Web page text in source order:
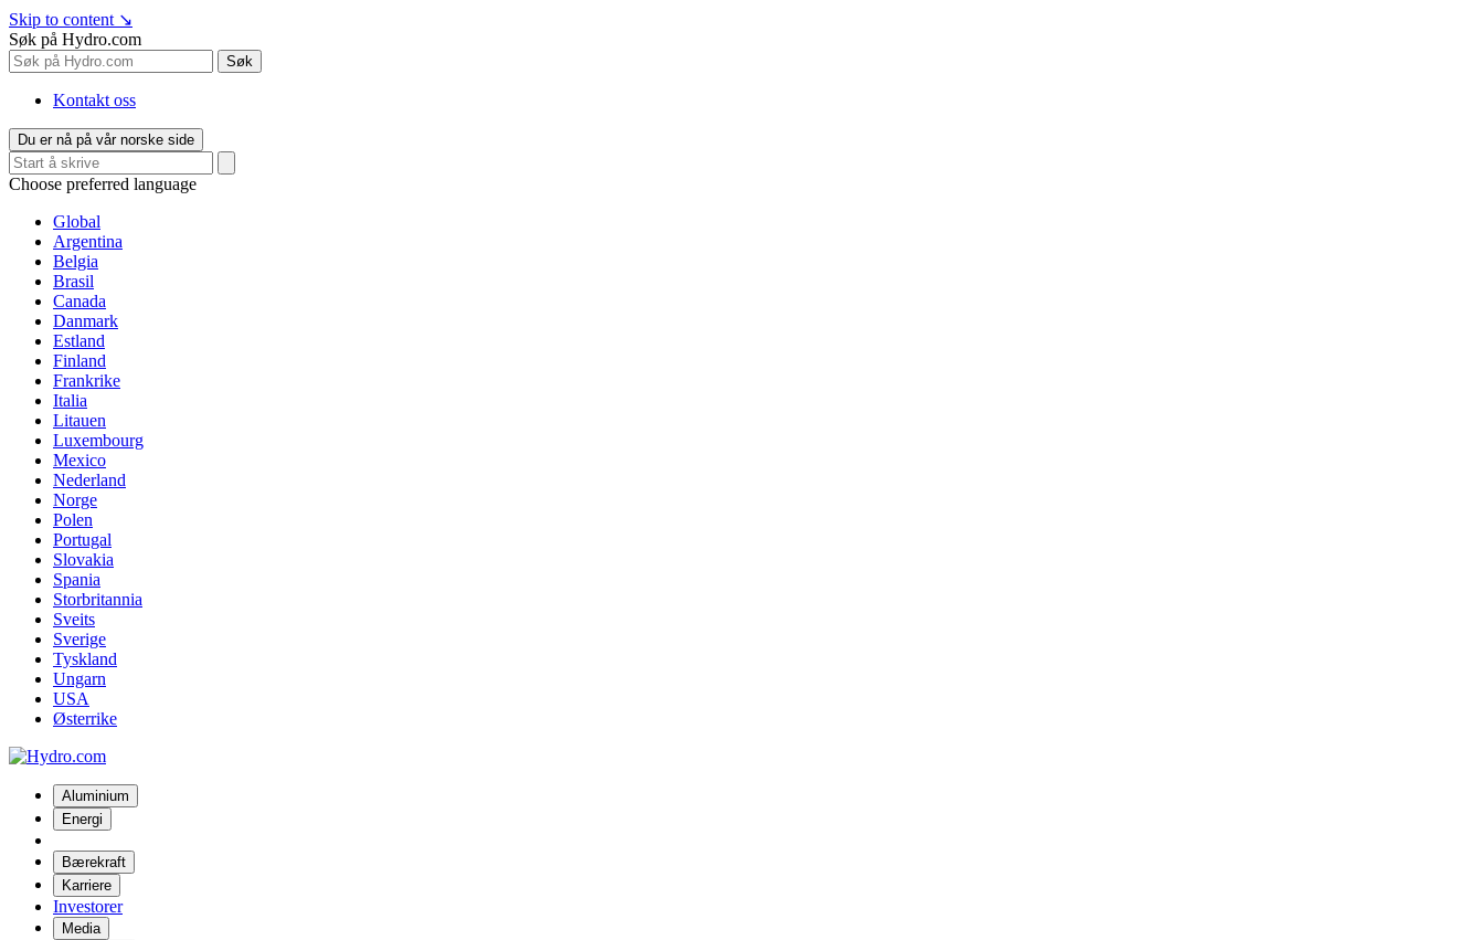
Skip to content ↘
Søk på Hydro.com
Søk
Kontakt oss
Du er nå på vår norske side
Choose preferred language
Global
Argentina
Belgia
Brasil
Canada
Danmark
Estland
Finland
Frankrike
Italia
Litauen
Luxembourg
Mexico
Nederland
Norge
Polen
Portugal
Slovakia
Spania
Storbritannia
Sveits
Sverige
Tyskland
Ungarn
USA
Østerrike
Aluminium
Energi
Bærekraft
Karriere
Investorer
Media